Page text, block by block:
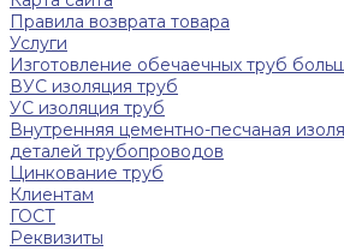
Правила возврата товара
Услуги
Изготовление обечаечных труб
ВУС изоляция труб
УС изоляция труб
Внутренняя цементно-песчаная
деталей трубопроводов
Цинкование труб
Клиентам
ГОСТ
Реквизиты